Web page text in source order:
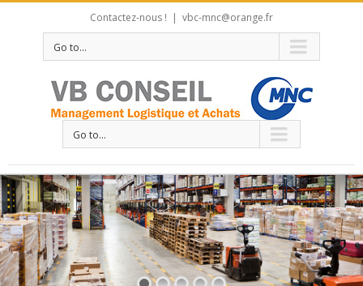
Contactez-nous ! | vbc-mnc@orange.fr
Go to...
Go to...